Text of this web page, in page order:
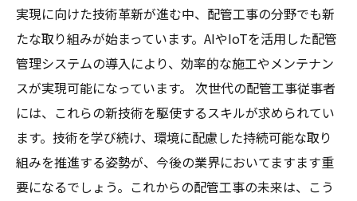
実現に向けた技術革新が進む中、配管工事の分野でも新
たな取り組みが始まっています。AIやIoTを活用した配管
管理システムの導入により、効率的な施工やメンテナン
スが実現可能になっています。 次世代の配管工事従事者
には、これらの新技術を駆使するスキルが求められてい
ます。技術を学び続け、環境に配慮した持続可能な取り
組みを推進する姿勢が、今後の業界においてますます重
要になるでしょう。これからの配管工事の未来は、こう